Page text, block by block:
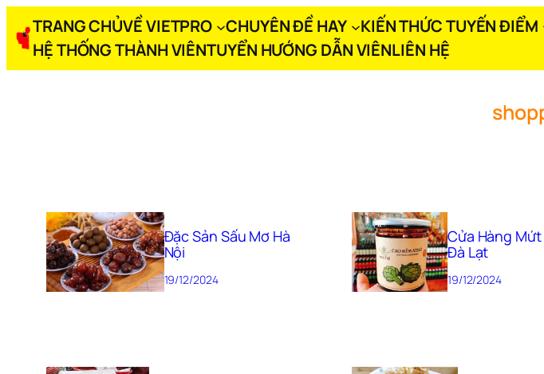
TRANG CHỦVỀ VIETPRO CHUYÊN ĐỀ HAY KIẾN THỨC TUYẾN ĐIỂM
HỆ THỐNG THÀNH VIÊNTUYỂN HƯỚNG DẪN VIÊNLIÊN HỆ
Đặc Sản Sấu Mơ Hà
Nội
19/12/2024
Cửa Hàng
Đà Lạt
19/12/2024